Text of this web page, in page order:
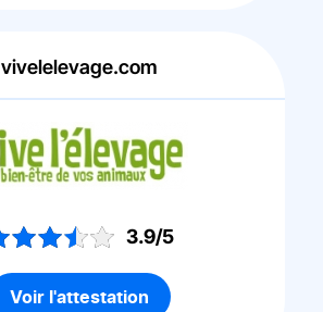
vivelelevage.com
3.9/5
Voir l'attestation